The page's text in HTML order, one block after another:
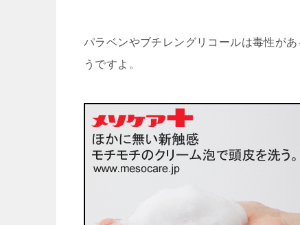
パラベンやブチレングリコールは毒性が
うですよ。